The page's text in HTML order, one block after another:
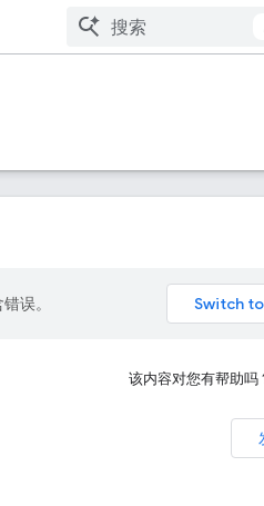
误。
该内容对您有帮助吗